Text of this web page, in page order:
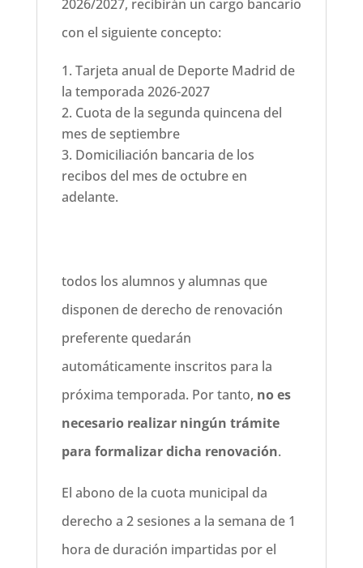
2026/2027, recibirán un cargo bancario
con el siguiente concepto:
Tarjeta anual de Deporte Madrid de
la temporada 2026-2027
Cuota de la segunda quincena del
mes de septiembre
Domiciliación bancaria de los
recibos del mes de octubre en
adelante.
todos los alumnos y alumnas que
disponen de derecho de renovación
preferente quedarán
automáticamente inscritos para la
próxima temporada. Por tanto, no es
necesario realizar ningún trámite
para formalizar dicha renovación.
El abono de la cuota municipal da
derecho a 2 sesiones a la semana de 1
hora de duración impartidas por el